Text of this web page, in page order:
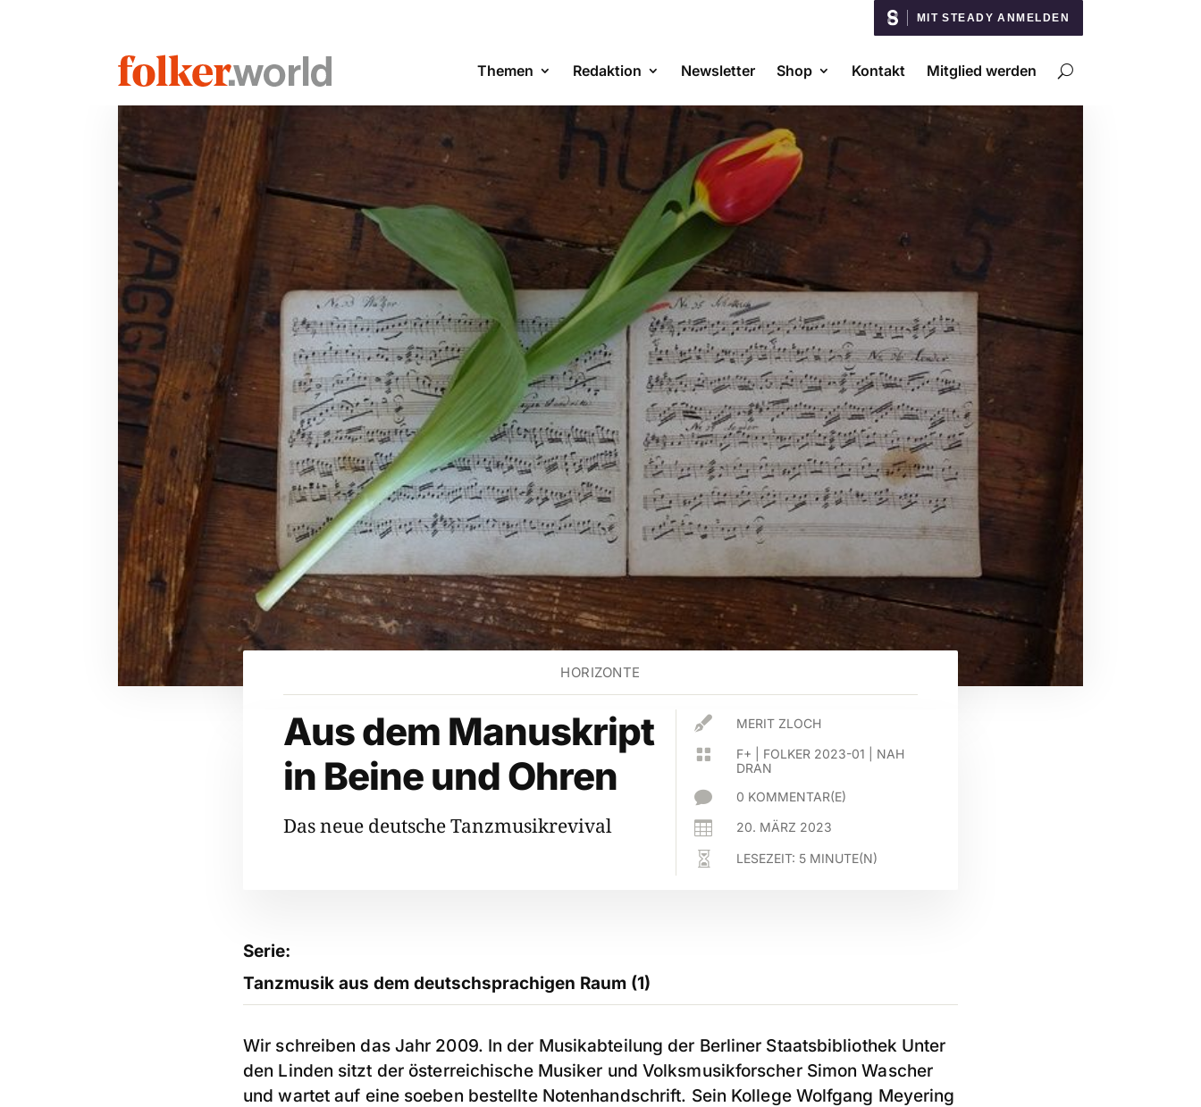
MIT STEADY ANMELDEN
Themen Redaktion Newsletter Shop Kontakt Mitglied werden
HORIZONTE
Aus dem Manuskript
in Beine und Ohren
Das neue deutsche Tanzmusikrevival
 MERIT ZLOCH
 F+ FOLKER 2023-01
NAH
DRAN
 0 KOMMENTAR(E)
 20. MÄRZ 2023
 LESEZEIT: 5 MINUTE(N)
Serie:
Tanzmusik aus dem deutschsprachigen Raum (1)
Wir schreiben das Jahr 2009. In der Musikabteilung der Berliner Staatsbibliothek Unter
den Linden sitzt der österreichische Musiker und Volksmusikforscher Simon Wascher
und wartet auf eine soeben bestellte Notenhandschrift. Sein Kollege Wolfgang Meyering